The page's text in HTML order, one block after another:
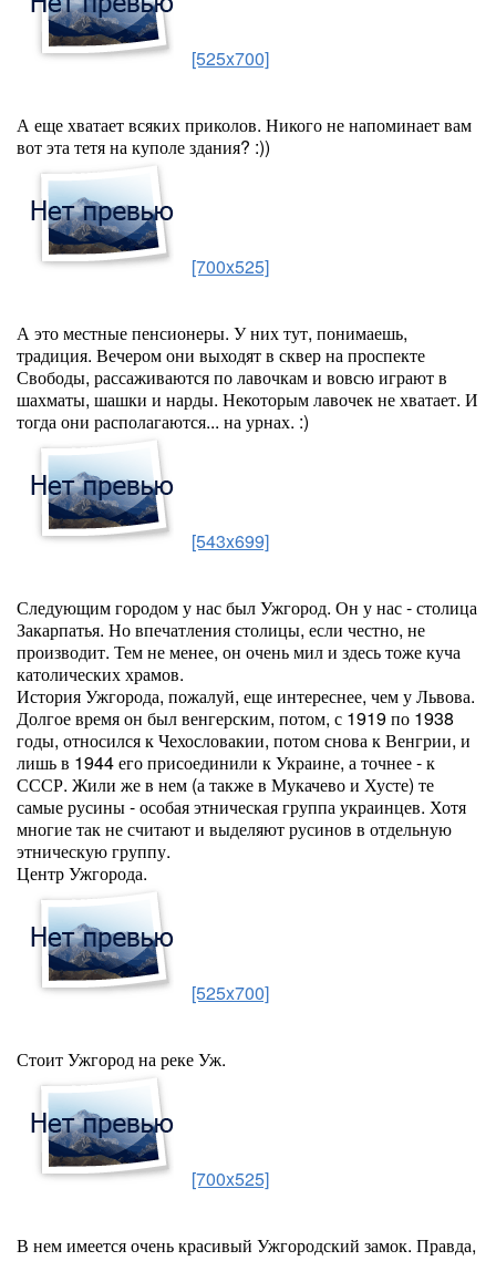
[525x700]
А еще хватает всяких приколов. Никого не напоминает вам
вот эта тетя на куполе здания? :))
[700x525]
А это местные пенсионеры. У них тут, понимаешь,
традиция. Вечером они выходят в сквер на проспекте
Свободы, рассаживаются по лавочкам и вовсю играют в
шахматы, шашки и нарды. Некоторым лавочек не хватает. И
тогда они располагаются... на урнах. :)
[543x699]
Следующим городом у нас был Ужгород. Он у нас - столица
Закарпатья. Но впечатления столицы, если честно, не
производит. Тем не менее, он очень мил и здесь тоже куча
католических храмов.
История Ужгорода, пожалуй, еще интереснее, чем у Львова.
Долгое время он был венгерским, потом, с 1919 по 1938
годы, относился к Чехословакии, потом снова к Венгрии, и
лишь в 1944 его присоединили к Украине, а точнее - к
СССР. Жили же в нем (а также в Мукачево и Хусте) те
самые русины - особая этническая группа украинцев. Хотя
многие так не считают и выделяют русинов в отдельную
этническую группу.
Центр Ужгорода.
[525x700]
Стоит Ужгород на реке Уж.
[700x525]
В нем имеется очень красивый Ужгородский замок. Правда,